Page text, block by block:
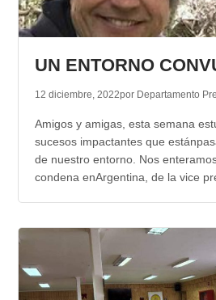
UN ENTORNO
12 diciembre, 2022por Departamento
Amigos y amigas, esta semana
sucesos impactantes que
de nuestro entorno. Nos
condena enArgentina, de la vice